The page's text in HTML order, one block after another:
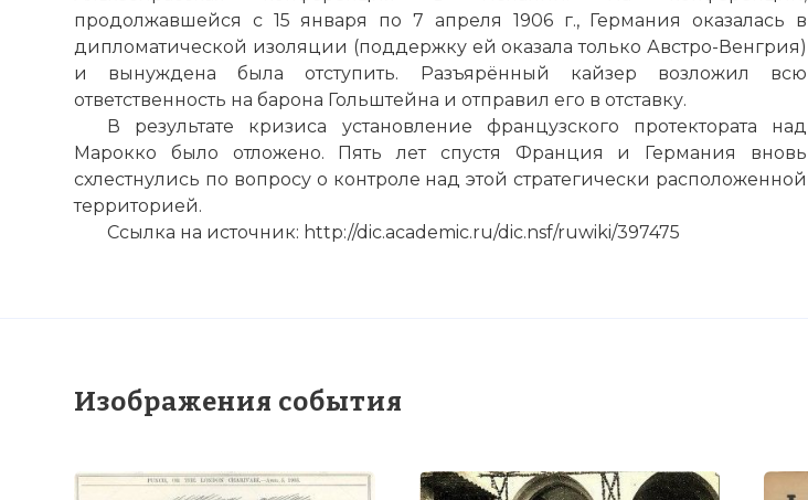
продолжавшейся с 15 января по 7 апреля 1906 г., Германия оказалась в
дипломатической изоляции (поддержку ей оказала только Австро-Венгрия)
и вынуждена была отступить. Разъярённый кайзер возложил всю
ответственность на барона Гольштейна и отправил его в отставку.
В результате кризиса установление французского протектората над
Марокко было отложено. Пять лет спустя Франция и Германия вновь
схлестнулись по вопросу о контроле над этой стратегически расположенной
территорией.
Ссылка на источник: http://dic.academic.ru/dic.nsf/ruwiki/397475
Изображения события